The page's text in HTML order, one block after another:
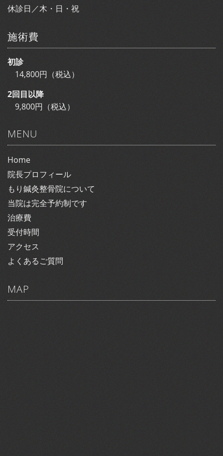
休診日／木・日・祝
施術費
初診
14,800円（税込）
2回目以降
9,800円（税込）
MENU
Home
院長プロフィール
もり鍼灸整骨院について
当院は完全予約制です
治療費
受付時間
アクセス
よくあるご質問
MAP